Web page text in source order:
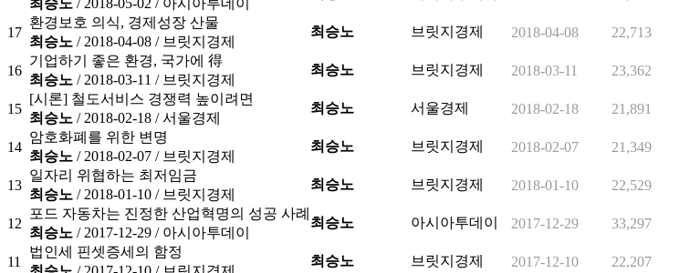
17
환경보호 의식, 경제성장 산물
최승노 / 2018-04-08 / 브릿지경제
최승노 브릿지경제 2018-04-08 22,713
16
기업하기 좋은 환경, 국가에 得
최승노 / 2018-03-11 / 브릿지경제
최승노 브릿지경제 2018-03-11 23,362
15
[시론] 철도서비스 경쟁력 높이려면
최승노 / 2018-02-18 /서울경제
최승노 서울경제 2018-02-18 21,891
14
암호화폐를 위한 변명
최승노 / 2018-02-07 / 브릿지경제
최승노 브릿지경제 2018-02-07 21,349
13
일자리 위협하는 최저임금
최승노 / 2018-01-10 / 브릿지경제
최승노 브릿지경제 2018-01-10 22,529
12
포드 자동차는 진정한 산업혁명의 성공 사례
최승노 / 2017-12-29 / 아시아투데이
최승노 아시아투데이 2017-12-29 33,297
11
법인세 핀셋증세의 함정
최승노 브릿지경제 2017-12-10 22,207